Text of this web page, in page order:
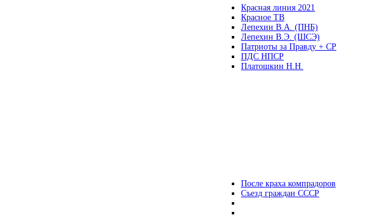
Красная линия 2021
Красное ТВ
Лепехин В.А. (ПНБ)
Лепехин В.Э. (ШСЭ)
Патриоты за Правду + СР
ПДС НПСР
Платошкин Н.Н.
После краха компрадоров
Съезд граждан СССР